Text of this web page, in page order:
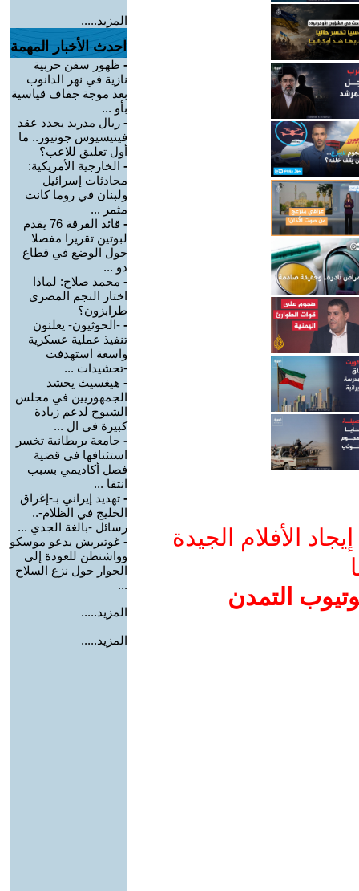
الأفلام الجيدة
التمدن
المزيد.....
احدث الأخبار المهمة
- ظهور سفن حربية
نازية في نهر الدانوب
بعد موجة جفاف قياسية
بأو ...
- ريال مدريد يجدد عقد
فينيسيوس جونيور.. ما
أول تعليق للاعب؟
- الخارجية الأمريكية:
محادثات إسرائيل
ولبنان في روما كانت
مثمر ...
-
قائد الفرقة 76 يقدم
لبوتين تقريرا مفصلا
حول الوضع في قطاع
دو ...
- محمد صلاح: لماذا
اختار النجم المصري
طرابزون؟
- -الحوثيون- يعلنون
تنفيذ عملية عسكرية
واسعة استهدفت
-تحشيدات ...
- هيغسيث يحشد
الجمهوريين في مجلس
الشيوخ لدعم زيادة
كبيرة في ال ...
- جامعة بريطانية تخسر
استئنافها في قضية
فصل أكاديمي بسبب
انتقا ...
- تهديد إيراني بـ-إغراق
الخليج في الظلام-..
رسائل -بالغة الجدي ...
- غوتيريش يدعو موسكو
وواشنطن للعودة إلى
الحوار حول نزع السلاح
...
المزيد.....
المزيد.....